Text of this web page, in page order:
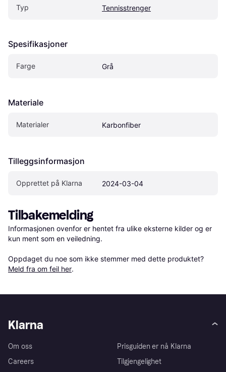
Typ Tennisstrenger
Spesifikasjoner
Farge Grå
Materiale
Materialer Karbonfiber
Tilleggsinformasjon
Opprettet på Klarna 2024-03-04
Tilbakemelding
Informasjonen ovenfor er hentet fra ulike eksterne kilder og er
kun ment som en veiledning.
Oppdaget du noe som ikke stemmer med dette produktet?
Meld fra om feil her.
Klarna
Om oss
Careers
Prisguiden er nå Klarna
Tilgjengelighet